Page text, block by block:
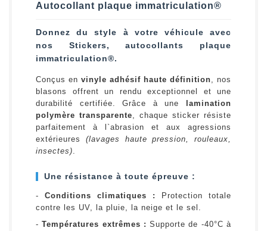
Autocollant plaque immatriculation®
Donnez du style à votre véhicule avec
nos Stickers, autocollants plaque
immatriculation®.
Conçus en vinyle adhésif haute définition, nos
blasons offrent un rendu exceptionnel et une
durabilité certifiée. Grâce à une
lamination
polymère transparente, chaque sticker résiste
parfaitement à l`abrasion et aux agressions
extérieures (lavages haute pression, rouleaux,
insectes).
Une résistance à toute épreuve :
- Conditions climatiques :
Protection totale
contre les UV, la pluie, la neige et le sel.
-Températures extrêmes : Supporte de -40°C à